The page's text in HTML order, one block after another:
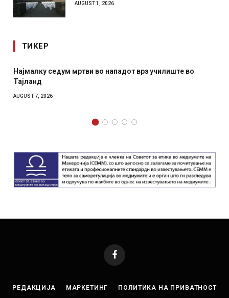
AUGUST 1, 2026
ТИКЕР
мртви во нападот врз училиште во
СОЗИС:
Facebook
РЕДАКЦИЈА МАРКЕТИНГ ПОЛИТИКА НА ПРИВАТНОСТ